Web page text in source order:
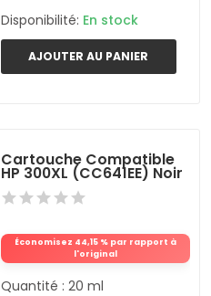
Disponibilité: En stock
AJOUTER AU PANIER
Cartouche Compatible
HP 300XL (CC641EE) Noir
Économisez 44,15 % par rapport à
l'original
Quantité : 20 ml